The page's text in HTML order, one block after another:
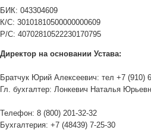
БИК: 043304609
К/С: 30101810500000000609
Р/С: 40702810522230170795
Директор на основании Устава:
Братчук Юрий Алексеевич: тел +7 (910)
Гл. бухгалтер: Лонкевич Наталья
Телефон: 8 (800) 201-32-32
Бухгалтерия: +7 (48439) 7-25-30